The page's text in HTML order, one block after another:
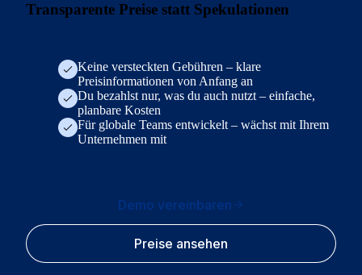
Transparente Preise statt Spekulationen
Keine versteckten Gebühren – klare
Preisinformationen von Anfang an
Du bezahlst nur, was du auch nutzt – einfache,
planbare Kosten
Für globale Teams entwickelt – wächst mit Ihrem
Unternehmen mit
Demo vereinbaren
Preise ansehen